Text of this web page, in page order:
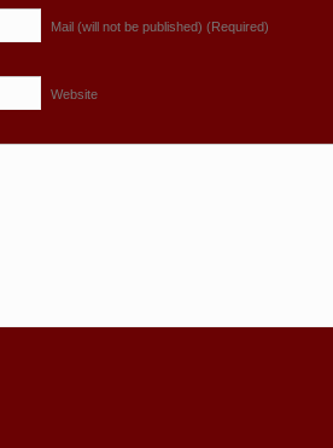
Mail (will not be published) (Required)
Website